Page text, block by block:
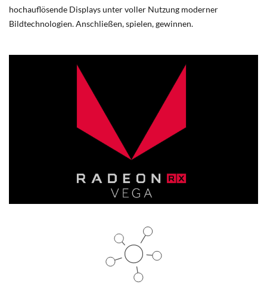
hochauflösende Displays unter voller Nutzung moderner
Bildtechnologien. Anschließen, spielen, gewinnen.